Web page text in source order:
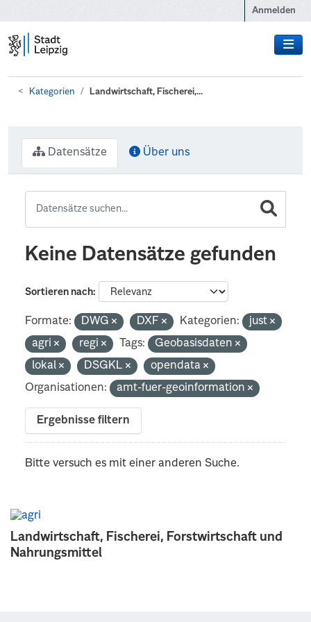
Anmelden
Kategorien Landwirtschaft, Fischerei,...
Landwirtschaft, Fischerei, Forstwirtschaft und
Nahrungsmittel
Datensätze Über uns
Keine Datensätze gefunden
Sortieren nach
Formate: DWG DXF Kategorien:
just
agri
regi Tags:
Geobasisdaten
lokal
DSGKL
opendata
Organisationen:
amt-fuer-geoinformation
Ergebnisse filtern
Bitte versuch es mit einer anderen Suche.